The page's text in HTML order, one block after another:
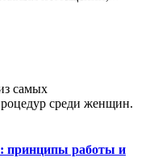
самых
среди женщин.
принципы работы и